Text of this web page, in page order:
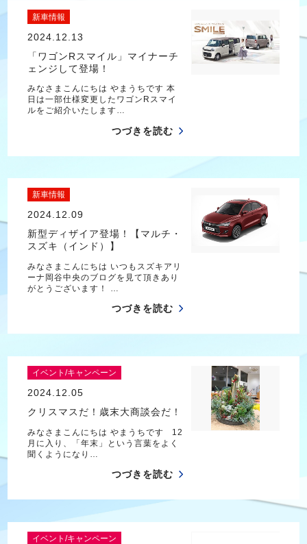
新車情報
2024.12.13
「ワゴンRスマイル」マイナーチ
ェンジして登場！
みなさまこんにちは やまうちです 本
日は一部仕様変更したワゴンRスマイ
ルをご紹介いたします…
つづきを読む
新車情報
2024.12.09
新型ディザイア登場！【マルチ・
スズキ（インド）】
みなさまこんにちは いつもスズキアリ
ーナ岡谷中央のブログを見て頂きあり
がとうございます！ …
つづきを読む
イベント/キャンペーン
2024.12.05
クリスマスだ！歳末大商談会だ！
みなさまこんにちは やまうちです 12
月に入り、「年末」という言葉をよく
聞くようになり…
つづきを読む
イベント/キャンペーン